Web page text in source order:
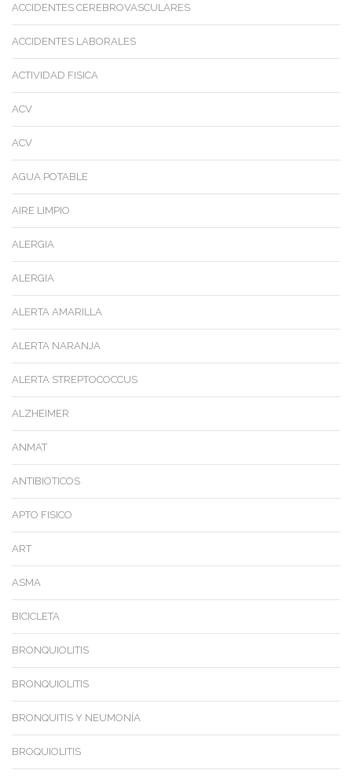
ACCIDENTES CEREBROVASCULARES
ACCIDENTES LABORALES
ACTIVIDAD FISICA
ACV
ACV
AGUA POTABLE
AIRE LIMPIO
ALERGIA
ALERGIA
ALERTA AMARILLA
ALERTA NARANJA
ALERTA STREPTOCOCCUS
ALZHEIMER
ANMAT
ANTIBIOTICOS
APTO FISICO
ART
ASMA
BICICLETA
BRONQUIOLITIS
BRONQUIOLITIS
BRONQUITIS Y NEUMONÍA
BROQUIOLITIS